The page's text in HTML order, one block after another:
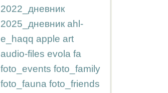
2022_дневник
2025_дневник ahl-
e_haqq apple art
audio-files evola fa
foto_events foto_family
foto_fauna foto_friends